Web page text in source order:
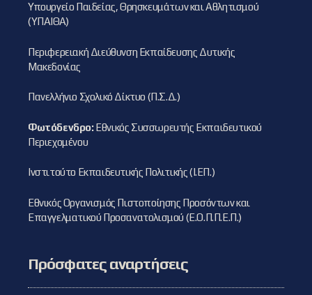
Υπουργείο Παιδείας, Θρησκευμάτων και Αθλητισμού
(ΥΠΑΙΘΑ)
Περιφερειακή Διεύθυνση Εκπαίδευσης Δυτικής
Μακεδονίας
Πανελλήνιο Σχολικό Δίκτυο (Π.Σ.Δ.)
Φωτόδενδρο:Εθνικός Συσσωρευτής Εκπαιδευτικού
Περιεχομένου
Ινστιτούτο Εκπαιδευτικής Πολιτικής (Ι.ΕΠ.)
Εθνικός Οργανισμός Πιστοποίησης Προσόντων και
Επαγγελματικού Προσανατολισμού (Ε.Ο.Π.Π.Ε.Π.)
Πρόσφατες αναρτήσεις